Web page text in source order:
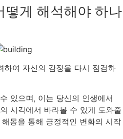
떻게 해석해야 하나
하여 자신의 감정을 다시 점검하
있으며, 이는 당신의 인생에서
시각에서 바라볼 수 있게 도와줄
몽을 통해 긍정적인 변화의 시작